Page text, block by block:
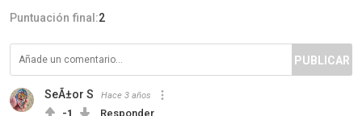
Puntuación final:2
PUBLICAR
SeÃ±or S Hace 3 años
-1 Responder